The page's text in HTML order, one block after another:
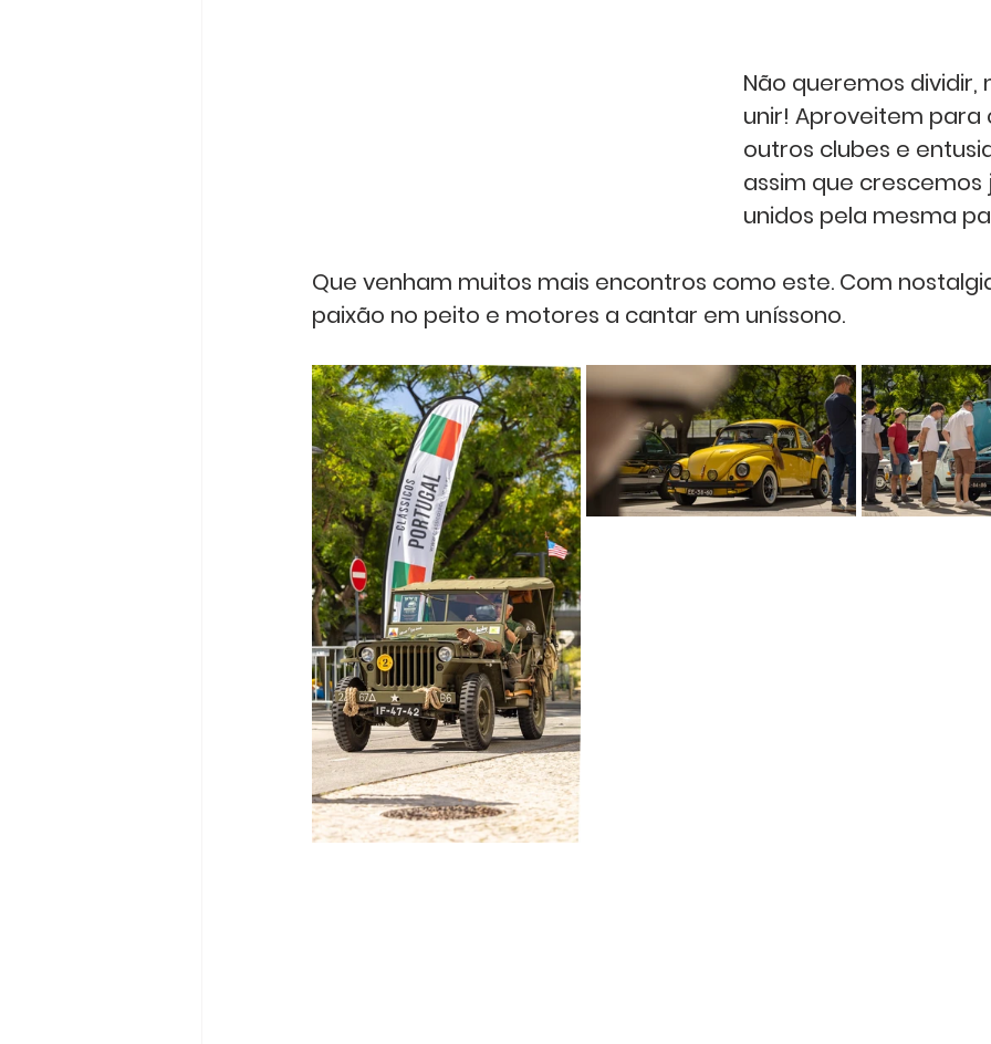
Não queremos dividir,
unir! Aproveitem para
outros clubes e
assim que crescemos
unidos pela mesma
Que venham muitos mais encontros como este. Com
paixão no peito e motores a cantar em uníssono.